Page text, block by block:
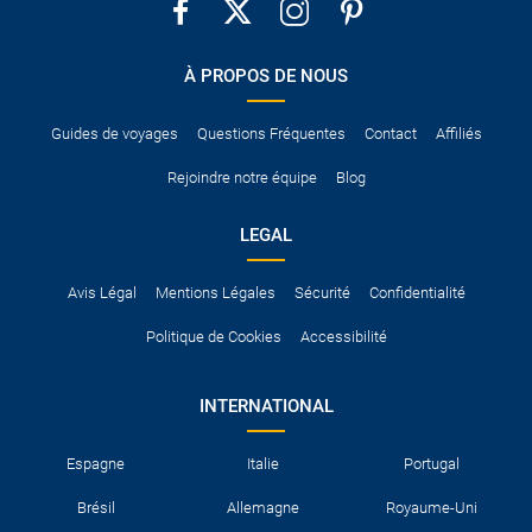
À PROPOS DE NOUS
Guides de voyages Questions Fréquentes Contact Affiliés
Rejoindre notre équipe Blog
LEGAL
Avis Légal Mentions Légales Sécurité Confidentialité
Politique de Cookies Accessibilité
INTERNATIONAL
Espagne Italie Portugal
Brésil Allemagne Royaume-Uni